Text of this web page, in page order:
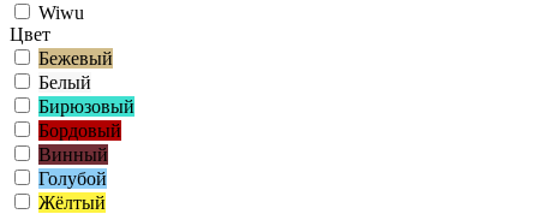
Wiwu
Цвет
Бежевый
Белый
Бирюзовый
Бордовый
Винный
Голубой
Жёлтый